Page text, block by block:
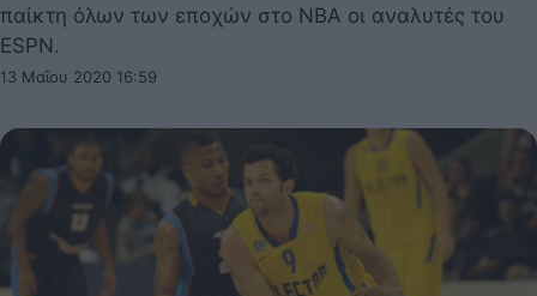
παίκτη όλων των εποχών στο ΝΒΑ οι αναλυτές του
ESPN.
13 Μαΐου 2020 16:59